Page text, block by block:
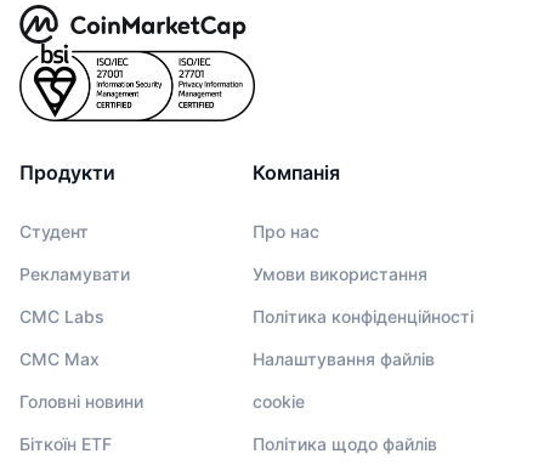
Продукти
Студент
Рекламувати
CMC Labs
CMC Max
Головні новини
Біткоїн ETF
Компанія
Про нас
Умови використання
Політика конфіденційності
Налаштування файлів
cookie
Політика щодо файлів